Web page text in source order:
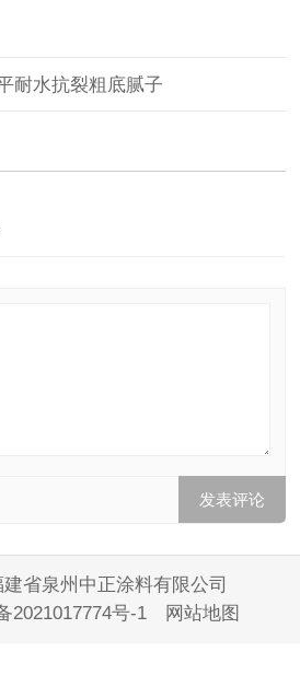
耐水抗裂粗底腻子
省泉州中正涂料有限公司
2021017774号-1 网站地图